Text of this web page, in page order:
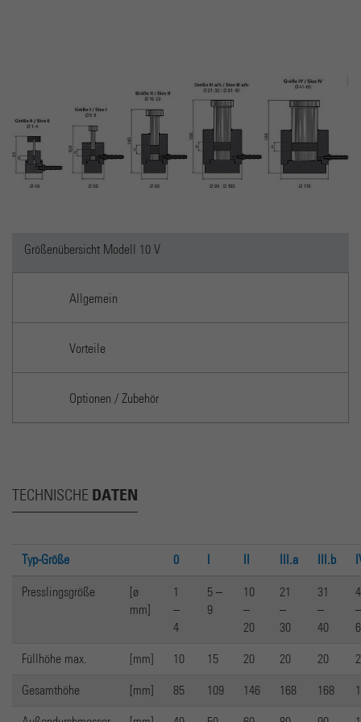
Größenübersicht Modell 10 V
Allgemein
Vorteile
Optionen / Zubehör
TECHNISCHE DATEN
Typ-Größe 0 III.a III.b
Presslingsgröße
[ø
mm]
1
–
4
5 –
9
10
–
20
21
–
30
31
–
40
–
Füllhöhe max. [mm] 10 15 20 20 20
Gesamthöhe [mm] 85 109 146 168 168
der Besucher, die Quelle, aus der sie stammen, und die
Seiten in anonymisierter Form.